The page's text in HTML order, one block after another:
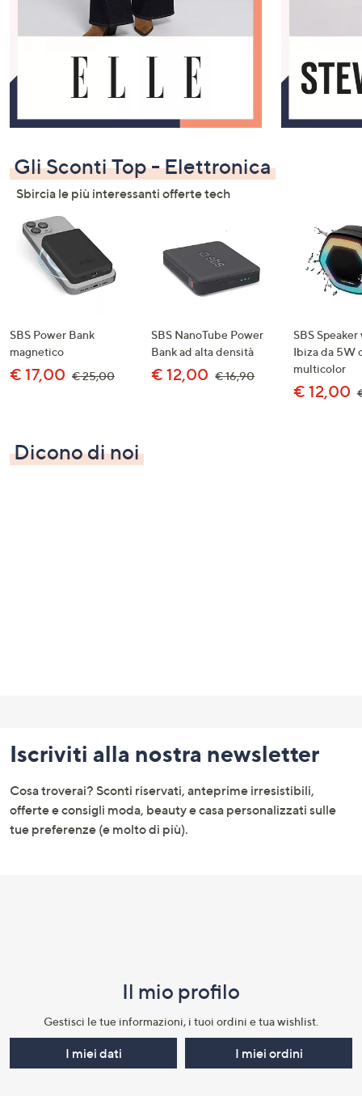
Gli Sconti Top - Elettronica
Sbircia le più interessanti offerte tech
SBS Power Bank
magnetico
€ 17,00 € 25,00
SBS NanoTube Power
Bank ad alta densità
€ 12,00 € 16,90
SBS
Ibiza da 5W
multicolor
€ 12,00
Dicono di noi
menu
e
informazioni
Iscriviti alla nostra newsletter
Cosa troverai? Sconti riservati, anteprime irresistibili,
offerte e consigli moda, beauty e casa personalizzati sulle
tue preferenze (e molto di più).
Il mio profilo​
Gestisci le tue informazioni, i tuoi ordini e tua wishlist.​
I miei dati I miei ordini